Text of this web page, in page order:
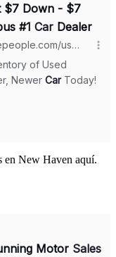
en New Haven aquí.